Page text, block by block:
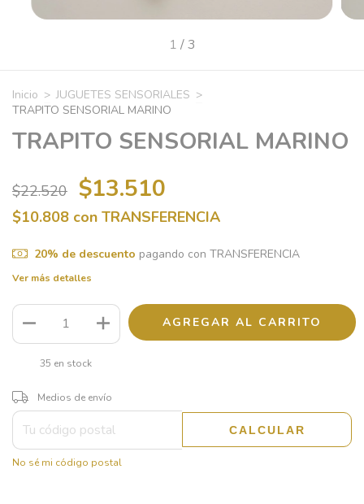
1 /3
Inicio > JUGUETES SENSORIALES >
TRAPITO SENSORIAL MARINO
TRAPITO SENSORIAL MARINO
$22.520 $13.510
$10.808 con TRANSFERENCIA
20% de descuento pagando con TRANSFERENCIA
Ver más detalles
35 en stock
Entregas para el CP:
Medios de envío
CALCULAR
No sé mi código postal